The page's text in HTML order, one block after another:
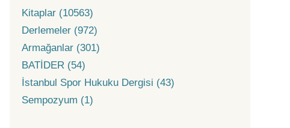
Kitaplar (10563)
Derlemeler (972)
Armağanlar (301)
BATİDER (54)
İstanbul Spor Hukuku Dergisi (43)
Sempozyum (1)